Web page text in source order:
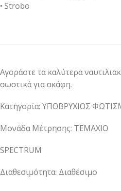
• Strobo
Αγοράστε τα καλύτερα
σωστικά για σκάφη.
Κατηγορία: ΥΠΟΒΡΥΧΙΟΣ
Μονάδα Μέτρησης: ΤΕΜΑΧΙΟ
SPECTRUM
Διαθεσιμότητα: Διαθέσιμο